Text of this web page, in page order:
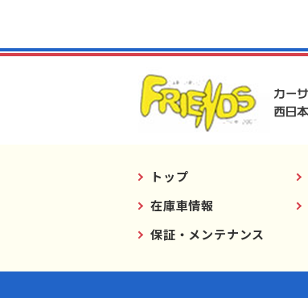
トップ
在庫車情報
保証・メンテナンス